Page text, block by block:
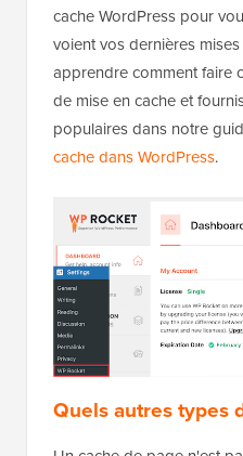
cache WordPress pour
voient vos dernières
apprendre comment faire
de mise en cache et
populaires dans notre
cache dans WordPress.
Quels autres types